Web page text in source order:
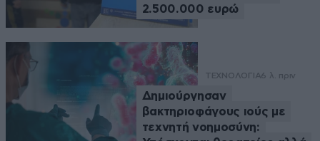
2.500.000 ευρώ
ΤΕΧΝΟΛΟΓΙΑ6 λ. πριν
Δημιούργησαν
βακτηριοφάγους ιούς με
τεχνητή νοημοσύνη: